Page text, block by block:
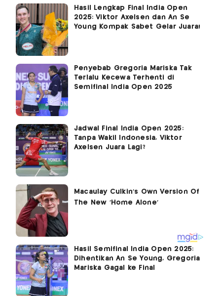
Hasil Lengkap Final India Open
2025: Viktor Axelsen dan An Se
Young Kompak Sabet Gelar Juara!
Penyebab Gregoria Mariska Tak
Terlalu Kecewa Terhenti di
Semifinal India Open 2025
Jadwal Final India Open 2025:
Tanpa Wakil Indonesia, Viktor
Axelsen Juara Lagi?
Hasil Semifinal India Open 2025:
Dihentikan An Se Young, Gregoria
Mariska Gagal ke Final